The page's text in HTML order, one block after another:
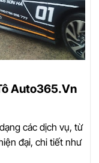
Auto365.Vn
các dịch vụ, từ
đại, chi tiết như